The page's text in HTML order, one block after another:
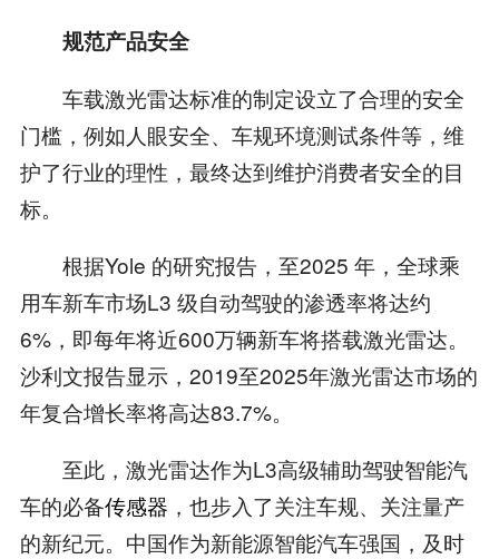
规范产品安全
车载激光雷达标准的制定设立了合理的安全
门槛，例如人眼安全、车规环境测试条件等，维
护了行业的理性，最终达到维护消费者安全的目
标。
根据Yole 的研究报告，至2025 年，全球乘
用车新车市场L3 级自动驾驶的渗透率将达约
6%，即每年将近600万辆新车将搭载激光雷达。
沙利文报告显示，2019至2025年激光雷达市场的
年复合增长率将高达83.7%。
至此，激光雷达作为L3高级辅助驾驶智能汽
车的必备传感器 ，也步入了关注车规、关注量产
的新纪元。中国作为新能源智能汽车强国，及时